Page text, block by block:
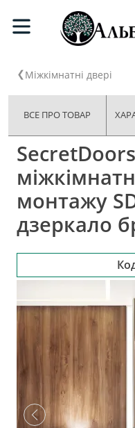
Міжкімнатні двері
ВСЕ ПРО ТОВАР
монтажу
дзеркало